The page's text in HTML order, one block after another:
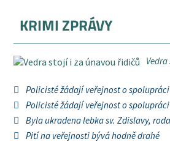
KRIMI ZPRÁVY
Policisté žádají veřejnost o spolupráci
Policisté žádají veřejnost o spolupráci
Byla ukradena lebka sv. Zdislavy,
Pití na veřejnosti bývá hodně drahé